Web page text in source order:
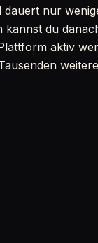
nur
kannst du
aktiv